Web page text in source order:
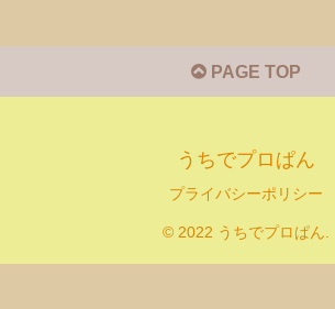
PAGE TOP
うちでプロぱん
プライバシーポリシー
© 2022 うちでプロぱん.